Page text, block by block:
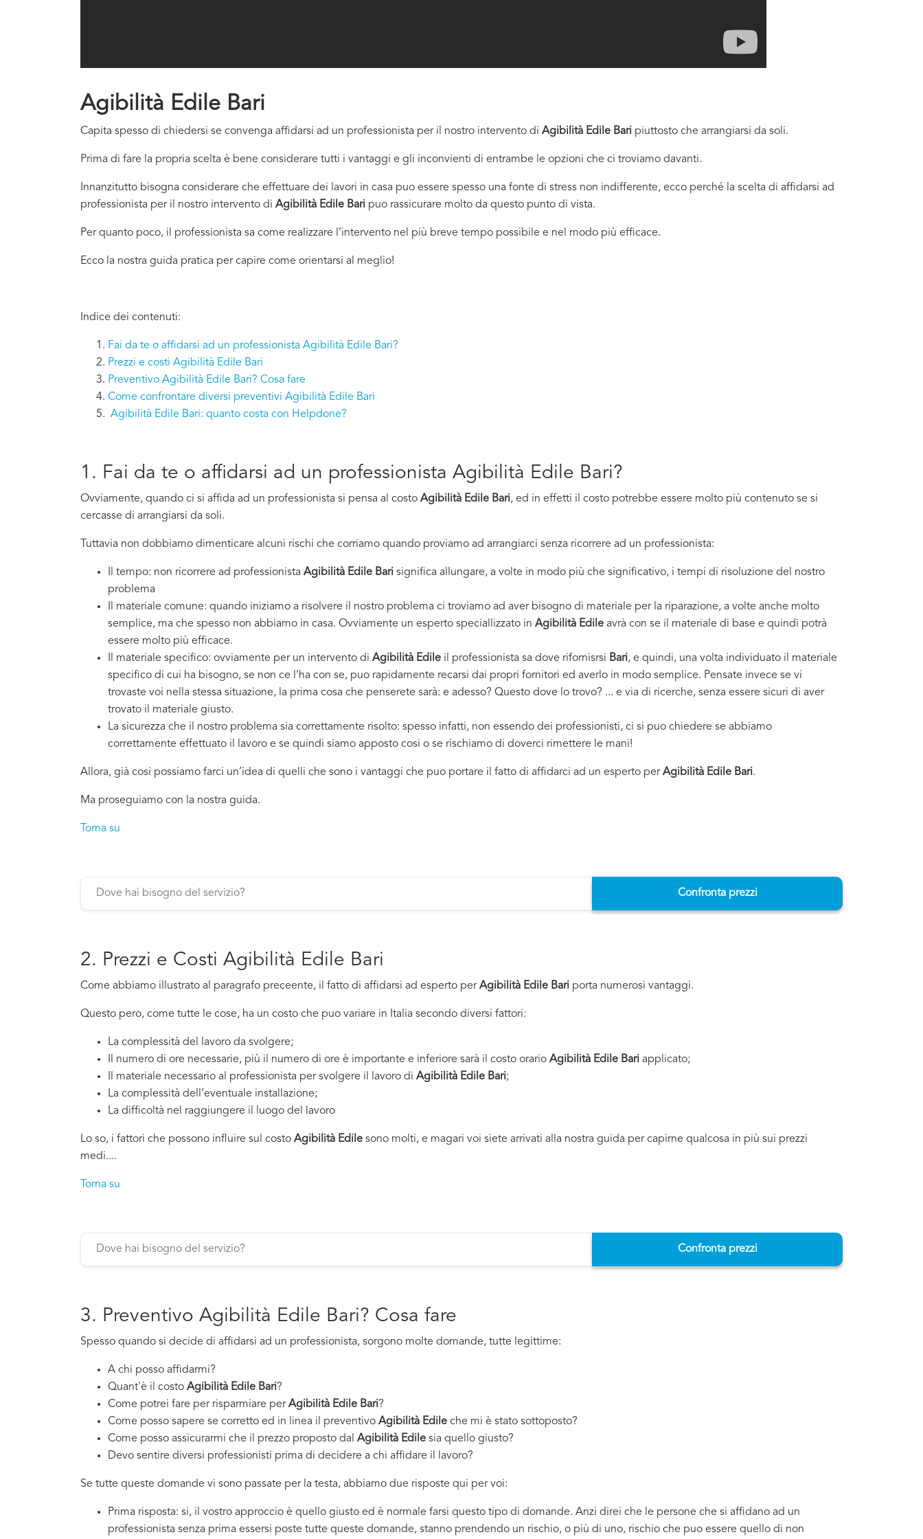
Agibilità Edile Bari
Capita spesso di chiedersi se convenga affidarsi ad un professionista per il nostro intervento di Agibilità Edile Bari piuttosto che arrangiarsi da soli.
Prima di fare la propria scelta è bene considerare tutti i vantaggi e gli inconvienti di entrambe le opzioni che ci troviamo davanti.
Innanzitutto bisogna considerare che effettuare dei lavori in casa puo essere spesso una fonte di stress non indifferente, ecco perché la scelta di affidarsi ad
professionista per il nostro intervento di Agibilità Edile Bari puo rassicurare molto da questo punto di vista.
Per quanto poco, il professionista sa come realizzare l’intervento nel più breve tempo possibile e nel modo più efficace.
Ecco la nostra guida pratica per capire come orientarsi al meglio!
Indice dei contenuti:
Fai da te o affidarsi ad un professionista Agibilità Edile Bari?
Prezzi e costi Agibilità Edile Bari
Preventivo Agibilità Edile Bari? Cosa fare
Come confrontare diversi preventivi Agibilità Edile Bari
Agibilità Edile Bari: quanto costa con Helpdone?
1. Fai da te o affidarsi ad un professionista Agibilità Edile Bari?
Ovviamente, quando ci si affida ad un professionista si pensa al costo Agibilità Edile Bari, ed in effetti il costo potrebbe essere molto più contenuto se si
cercasse di arrangiarsi da soli.
Tuttavia non dobbiamo dimenticare alcuni rischi che corriamo quando proviamo ad arrangiarci senza ricorrere ad un professionista:
Il tempo: non ricorrere ad professionista Agibilità Edile Bari significa allungare, a volte in modo più che significativo, i tempi di risoluzione del nostro
problema
Il materiale comune: quando iniziamo a risolvere il nostro problema ci troviamo ad aver bisogno di materiale per la riparazione, a volte anche molto
semplice, ma che spesso non abbiamo in casa. Ovviamente un esperto speciallizzato in Agibilità Edile avrà con se il materiale di base e quindi potrà
essere molto più efficace.
Il materiale specifico: ovviamente per un intervento di Agibilità Edile il professionista sa dove rifornisrsi Bari, e quindi, una volta individuato il materiale
specifico di cui ha bisogno, se non ce l’ha con se, puo rapidamente recarsi dai propri fornitori ed averlo in modo semplice. Pensate invece se vi
trovaste voi nella stessa situazione, la prima cosa che penserete sarà: e adesso? Questo dove lo trovo? ... e via di ricerche, senza essere sicuri di aver
trovato il materiale giusto.
La sicurezza che il nostro problema sia correttamente risolto: spesso infatti, non essendo dei professionisti, ci si puo chiedere se abbiamo
correttamente effettuato il lavoro e se quindi siamo apposto cosi o se rischiamo di doverci rimettere le mani!
Allora, già cosi possiamo farci un’idea di quelli che sono i vantaggi che puo portare il fatto di affidarci ad un esperto perAgibilità Edile Bari.
Ma proseguiamo con la nostra guida.
Torna su
Confronta prezzi
2. Prezzi e Costi Agibilità Edile Bari
Come abbiamo illustrato al paragrafo preceente, il fatto di affidarsi ad esperto perAgibilità Edile Bari porta numerosi vantaggi.
Questo pero, come tutte le cose, ha un costo che puo variare in Italia secondo diversi fattori:
La complessità del lavoro da svolgere;
Il numero di ore necessarie, più il numero di ore è importante e inferiore sarà il costo orario Agibilità Edile Bari applicato;
Il materiale necessario al professionista per svolgere il lavoro di Agibilità Edile Bari;
La complessità dell’eventuale installazione;
La difficoltà nel raggiungere il luogo del lavoro
Lo so, i fattori che possono influire sul costo Agibilità Edile sono molti, e magari voi siete arrivati alla nostra guida per capirne qualcosa in più sui prezzi
medi....
Torna su
Confronta prezzi
3. Preventivo Agibilità Edile Bari? Cosa fare
Spesso quando si decide di affidarsi ad un professionista, sorgono molte domande, tutte legittime:
A chi posso affidarmi?
Quant'è il costo Agibilità Edile Bari?
Come potrei fare per risparmiare perAgibilità Edile Bari?
Come posso sapere se corretto ed in linea il preventivo Agibilità Edile che mi è stato sottoposto?
Come posso assicurarmi che il prezzo proposto dal Agibilità Edile sia quello giusto?
Devo sentire diversi professionisti prima di decidere a chi affidare il lavoro?
Se tutte queste domande vi sono passate per la testa, abbiamo due risposte qui per voi:
Prima risposta: si, il vostro approccio è quello giusto ed è normale farsi questo tipo di domande. Anzi direi che le persone che si affidano ad un
professionista senza prima essersi poste tutte queste domande, stanno prendendo un rischio, o più di uno, rischio che puo essere quello di non